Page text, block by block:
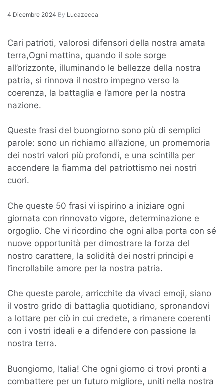
4 Dicembre 2024 By Lucazecca
Cari patrioti, valorosi difensori della nostra amata
terra,Ogni mattina, quando il sole sorge
all’orizzonte, illuminando le bellezze della nostra
patria, si rinnova il nostro impegno verso la
coerenza, la battaglia e l’amore per la nostra
nazione.
Queste frasi del buongiorno sono più di semplici
parole: sono un richiamo all’azione, un promemoria
dei nostri valori più profondi, e una scintilla per
accendere la fiamma del patriottismo nei nostri
cuori.
Che queste 50 frasi vi ispirino a iniziare ogni
giornata con rinnovato vigore, determinazione e
orgoglio. Che vi ricordino che ogni alba porta con sé
nuove opportunità per dimostrare la forza del
nostro carattere, la solidità dei nostri principi e
l’incrollabile amore per la nostra patria.
Che queste parole, arricchite da vivaci emoji, siano
il vostro grido di battaglia quotidiano, spronandovi
a lottare per ciò in cui credete, a rimanere coerenti
con i vostri ideali e a difendere con passione la
nostra terra.
Buongiorno, Italia! Che ogni giorno ci trovi pronti a
combattere per un futuro migliore, uniti nella nostra